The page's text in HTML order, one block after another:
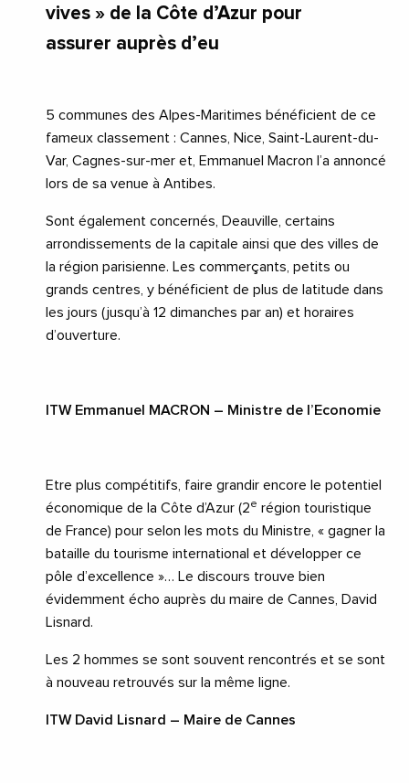
vives » de la Côte d’Azur pour
assurer auprès d’eu
5 communes des Alpes-Maritimes bénéficient de ce
fameux classement : Cannes, Nice, Saint-Laurent-du-
Var, Cagnes-sur-mer et, Emmanuel Macron l’a annoncé
lors de sa venue à Antibes.
Sont également concernés, Deauville, certains
arrondissements de la capitale ainsi que des villes de
la région parisienne. Les commerçants, petits ou
grands centres, y bénéficient de plus de latitude dans
les jours (jusqu’à 12 dimanches par an) et horaires
d’ouverture.
ITW Emmanuel MACRON – Ministre de l’Economie
Etre plus compétitifs, faire grandir encore le potentiel
économique de la Côte d’Azur (2e région touristique
de France) pour selon les mots du Ministre, « gagner la
bataille du tourisme international et développer ce
pôle d’excellence »… Le discours trouve bien
évidemment écho auprès du maire de Cannes, David
Lisnard.
Les 2 hommes se sont souvent rencontrés et se sont
à nouveau retrouvés sur la même ligne.
ITW David Lisnard – Maire de Cannes